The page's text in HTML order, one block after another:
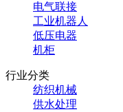
电气联接
工业机器人
低压电器
机柜
行业分类
纺织机械
供水处理